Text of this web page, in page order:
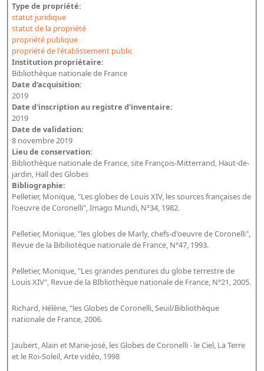
Type de propriété:
statut juridique
statut de la propriété
propriété publique
propriété de l'établissement public
Institution propriétaire:
Bibliothèque nationale de France
Date d’acquisition:
2019
Date d'inscription au registre d'inventaire:
2019
Date de validation:
8 novembre 2019
Lieu de conservation:
Bibliothèque nationale de France, site François-Mitterrand, Haut-de-
jardin, Hall des Globes
Bibliographie:
Pelletier, Monique, "Les globes de Louis XIV, les sources françaises de
l'oeuvre de Coronelli", Imago Mundi, N°34, 1982.
Pelletier, Monique, "les globes de Marly, chefs-d'oeuvre de Coronelli",
Revue de la Bibiliotèque nationale de France, N°47, 1993.
Pelletier, Monique, "Les grandes penitures du globe terrestre de
Louis XIV", Revue de la BIbliothèque nationale de France, N°21, 2005.
Richard, Hélène, "les Globes de Coronelli, Seuil/Bibliothèque
nationale de France, 2006.
Jaubert, Alain et Marie-josé, les Globes de Coronelli - le Ciel, La Terre
et le Roi-Soleil, Arte vidéo, 1998